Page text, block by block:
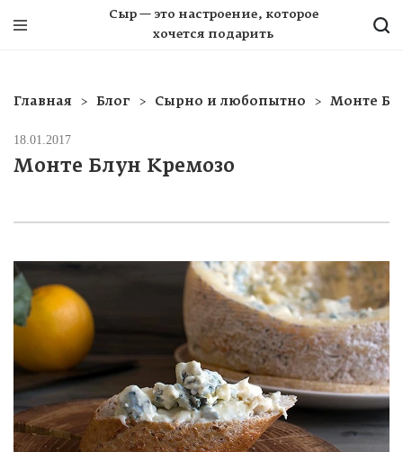
Сыр — это настроение, которое
хочется подарить
Главная Блог Сырно и любопытно Монте
18.01.2017
Монте Блун Кремозо